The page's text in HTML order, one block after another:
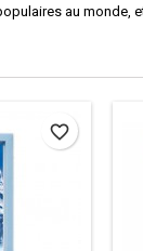
au
favorite_border